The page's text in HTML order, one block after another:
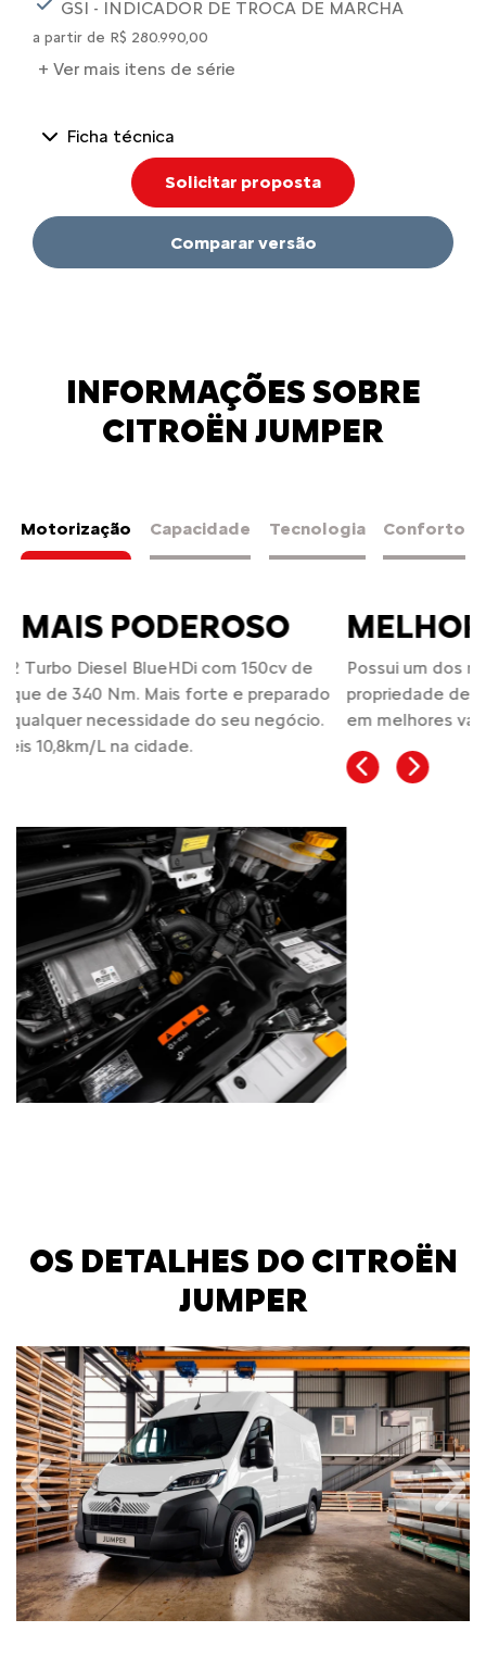
GSI - INDICADOR DE TROCA DE MARCHA
a partir de R$ 280.990,00
+ Ver mais itens de série
Ficha técnica
Solicitar proposta
Comparar versão
INFORMAÇÕES SOBRE
CITROËN JUMPER
Motorização Capacidade Tecnologia Conforto
MELHOR TCO
Possui um dos melhores índices TCO (custo total de
propriedade de um produto) da categoria, resultando
em melhores vantagens para você e o seu negócio.
OS DETALHES DO CITROËN
JUMPER
Anterior